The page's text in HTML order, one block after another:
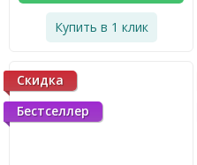
Купить в 1 клик
Скидка
Бестселлер